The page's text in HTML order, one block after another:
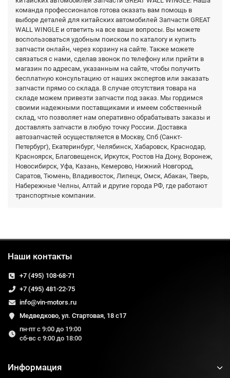
команда профессионалов готова оказать вам помощь в
выборе деталей для китайских автомобилей Запчасти GREAT
WALL WINGLE и ответить на все ваши вопросы. Вы можете
воспользоваться удобным поиском по каталогу и купить
запчасти онлайн, через корзину на сайте. Также можете
связаться с нами, сделав звонок по телефону или прийти в
магазин по адресам, указанным на сайте, чтобы получить
бесплатную консультацию от наших экспертов или заказать
запчасти прямо со склада. В случае отсутствия товара на
складе можем привезти запчасти под заказ. Мы гордимся
своими надежными поставщиками и имеем собственный
склад, что позволяет нам оперативно обрабатывать заказы и
доставлять запчасти в любую точку России. Доставка
автозапчастей осуществляется в Москву, Спб (Санкт-
Петербург), Екатеринбург, Челябинск, Хабаровск, Краснодар,
Красноярск, Благовещенск, Иркутск, Ростов На Дону, Воронеж,
Новосибирск, Уфа, Казань, Кемерово, Нижний Новгород,
Саратов, Тюмень, Владивосток, Липецк, Омск, Абакан, Тверь,
Набережные Челны, Алтай и другие города РФ, где работают
транспортные компании.
Наши контакты
+7 (495) 108-68-71
+7 (495) 481-22-75
info@vin-motors.ru
Медведково, ул. Стартовая, 18 с17
пн-пт с 9:00 до 19:00
сб-вс с 9:00 до 18:00
Информация